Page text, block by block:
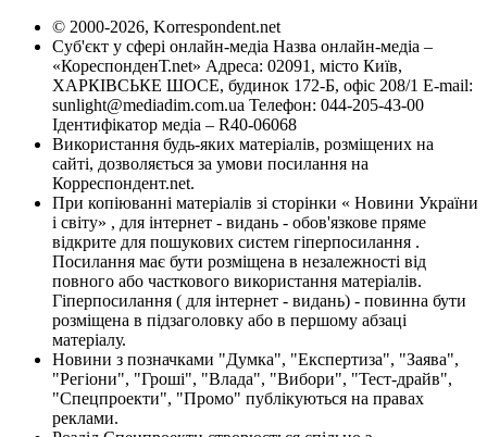
© 2000-2026, Korrespondent.net
Суб'єкт у сфері онлайн-медіа Назва онлайн-медіа –
«КореспонденТ.net» Адреса: 02091, місто Київ,
ХАРКІВСЬКЕ ШОСЕ, будинок 172-Б, офіс 208/1 E-mail:
sunlight@mediadim.com.ua Телефон: 044-205-43-00
Ідентифікатор медіа – R40-06068
Використання будь-яких матеріалів, розміщених на
сайті, дозволяється за умови посилання на
Корреспондент.net.
При копіюванні матеріалів зі сторінки « Новини України
і світу» , для інтернет - видань - обов'язкове пряме
відкрите для пошукових систем гіперпосилання .
Посилання має бути розміщена в незалежності від
повного або часткового використання матеріалів.
Гіперпосилання ( для інтернет - видань) - повинна бути
розміщена в підзаголовку або в першому абзаці
матеріалу.
Новини з позначками "Думка", "Експертиза", "Заява",
"Регіони", "Гроші", "Влада", "Вибори", "Тест-драйв",
"Спецпроекти", "Промо" публікуються на правах
реклами.